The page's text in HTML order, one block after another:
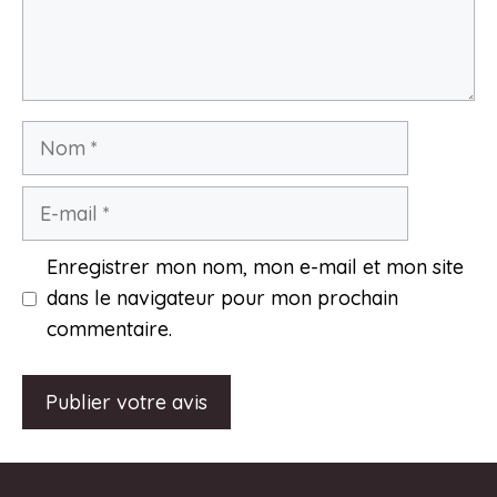
Nom
Enregistrer mon nom, mon e-mail et mon site
dans le navigateur pour mon prochain
commentaire.